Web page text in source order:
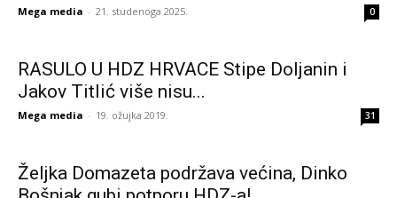
Mega media - 21. studenoga 2025. 0
RASULO U HDZ HRVACE Stipe Doljanin i
Jakov Titlić više nisu...
Mega media - 19. ožujka 2019. 31
Željka Domazeta podržava većina, Dinko